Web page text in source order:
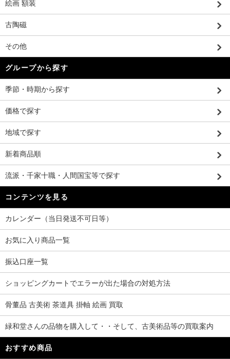
絵画 額装
古陶磁
その他
グループから探す
季節・時期から探す
価格で探す
地域で探す
新着商品順
流派・千家十職・人間国宝等で探す
コンテンツを見る
カレンダー（当日発送不可日等）
お気に入り商品一覧
振込口座一覧
ショッピングカートでエラーが出た場合の対処方法
骨董品 古美術 茶道具 掛軸 絵画 買取
緑和堂さんの品物を購入して・・そして、古美術品等の買取案内
おすすめ商品